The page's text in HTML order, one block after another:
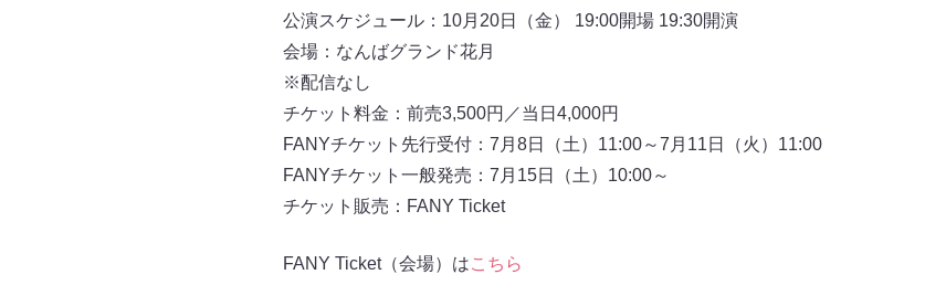
公演スケジュール：10月20日（金） 19:00開場 19:30開演
会場：なんばグランド花月
※配信なし
チケット料金：前売3,500円／当日4,000円
FANYチケット先行受付：7月8日（土）11:00～7月11日（火）11:00
FANYチケット一般発売：7月15日（土）10:00～
チケット販売：FANY Ticket
FANY Ticket（会場）はこちら